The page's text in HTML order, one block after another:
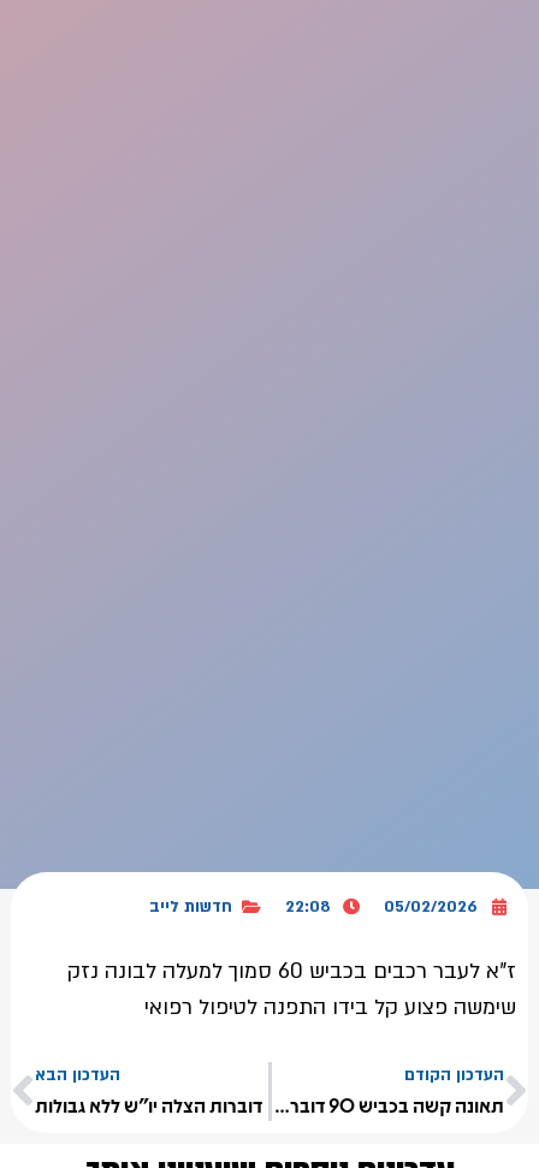
05/02/2026
22:08 חדשות לייב
ז"א לעבר רכבים בכביש 60 סמוך למעלה לבונה נזק
שימשה פצוע קל בידו התפנה לטיפול רפואי
העדכון הקודם
תאונה קשה בכביש 90 דוברות הצלה יו״ש ללא גבולות
העדכון הבא
דוברות הצלה יו"ש ללא גבולות